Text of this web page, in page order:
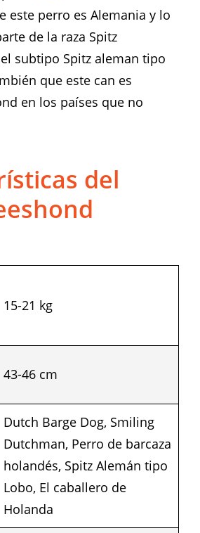
este perro es Alemania y lo
de la raza Spitz
subtipo Spitz aleman tipo
que este can es
en los países que no
del
15-21 kg
43-46 cm
Dutch Barge Dog, Smiling
Dutchman, Perro de barcaza
holandés, Spitz Alemán tipo
Lobo, El caballero de
Holanda